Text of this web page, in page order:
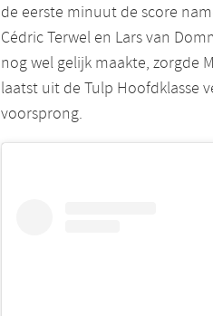
de eerste minuut de score
Cédric Terwel en Lars van
nog wel gelijk maakte, zorgde
laatst uit de Tulp Hoofdklasse
voorsprong.